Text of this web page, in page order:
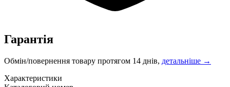
Гарантія
Обмін/повернення товару протягом 14 днів, детальніше →
Характеристики